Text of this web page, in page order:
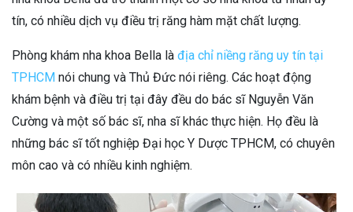
tín, có nhiều dịch vụ điều trị răng hàm mặt chất lượng.
Phòng khám nha khoa Bella là địa chỉ niềng răng uy tín tại
TPHCM nói chung và Thủ Đức nói riêng. Các hoạt động
khám bệnh và điều trị tại đây đều do bác sĩ Nguyễn Văn
Cường và một số bác sĩ, nha sĩ khác thực hiện. Họ đều là
những bác sĩ tốt nghiệp Đại học Y Dược TPHCM, có chuyên
môn cao và có nhiều kinh nghiệm.